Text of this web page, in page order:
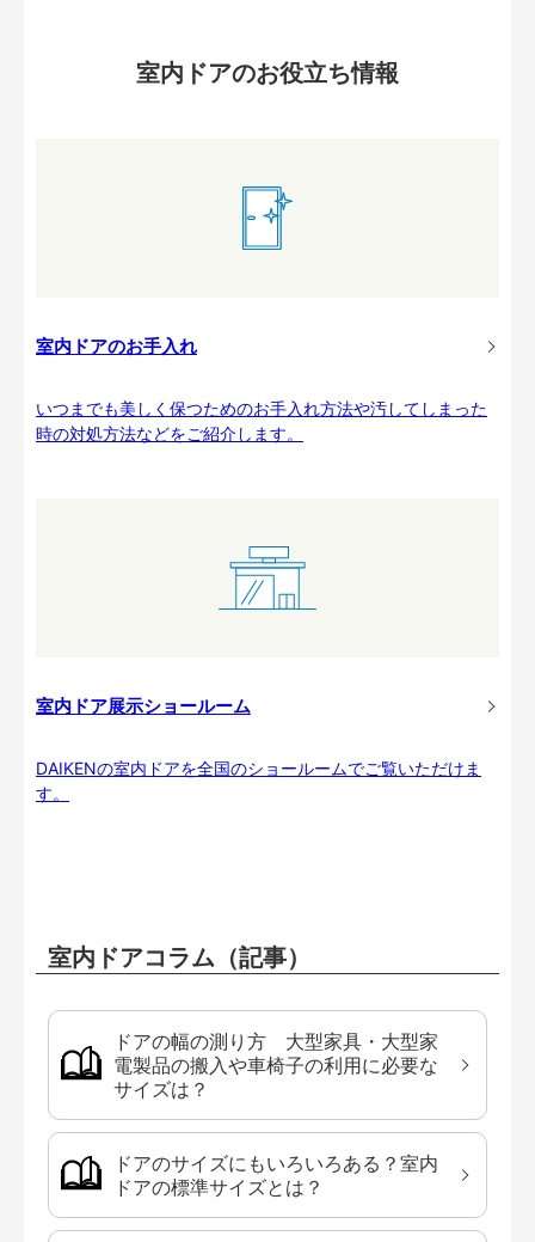
室内ドアのお役立ち情報
室内ドアのお手入れ
いつまでも美しく保つためのお手入れ方法や汚してしまった
時の対処方法などをご紹介します。
室内ドア展示ショールーム
DAIKENの室内ドアを全国のショールームでご覧いただけま
す。
室内ドアコラム（記事）
ドアの幅の測り方 大型家具・大型家
電製品の搬入や車椅子の利用に必要な
サイズは？
ドアのサイズにもいろいろある？室内
ドアの標準サイズとは？